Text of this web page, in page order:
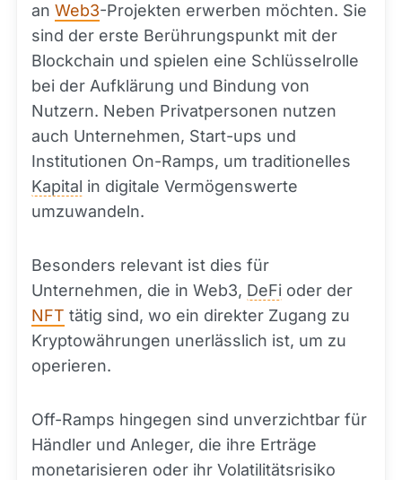
an Web3-Projekten erwerben möchten. Sie
sind der erste Berührungspunkt mit der
Blockchain und spielen eine Schlüsselrolle
bei der Aufklärung und Bindung von
Nutzern. Neben Privatpersonen nutzen
auch Unternehmen, Start-ups und
Institutionen On-Ramps, um traditionelles
Kapital in digitale Vermögenswerte
umzuwandeln.
Besonders relevant ist dies für
Unternehmen, die in Web3, DeFi oder der
NFT tätig sind, wo ein direkter Zugang zu
Kryptowährungen unerlässlich ist, um zu
operieren.
Off-Ramps hingegen sind unverzichtbar für
Händler und Anleger, die ihre Erträge
monetarisieren oder ihr Volatilitätsrisiko